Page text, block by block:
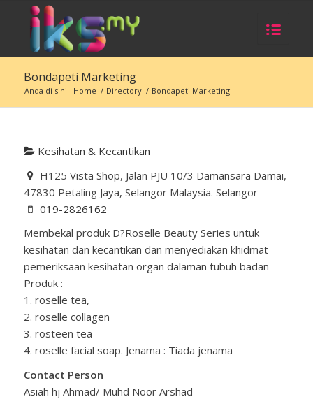
Bondapeti Marketing
Anda di sini: Home / Directory / Bondapeti Marketing
Kesihatan & Kecantikan
H125 Vista Shop, Jalan PJU 10/3 Damansara Damai,
47830 Petaling Jaya, Selangor Malaysia. Selangor
019-2826162
Membekal produk D?Roselle Beauty Series untuk
kesihatan dan kecantikan dan menyediakan khidmat
pemeriksaan kesihatan organ dalaman tubuh badan
Produk :
1. roselle tea,
2. roselle collagen
3. rosteen tea
4. roselle facial soap. Jenama : Tiada jenama
Contact Person
Asiah hj Ahmad/ Muhd Noor Arshad